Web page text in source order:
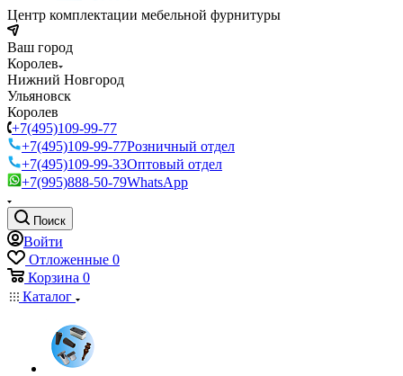
Центр комплектации мебельной фурнитуры
Ваш город
Королев
Нижний Новгород
Ульяновск
Королев
+7(495)109-99-77
+7(495)109-99-77Розничный отдел
+7(495)109-99-33Оптовый отдел
+7(995)888-50-79WhatsApp
Поиск
Войти
Отложенные 0
Корзина 0
Каталог